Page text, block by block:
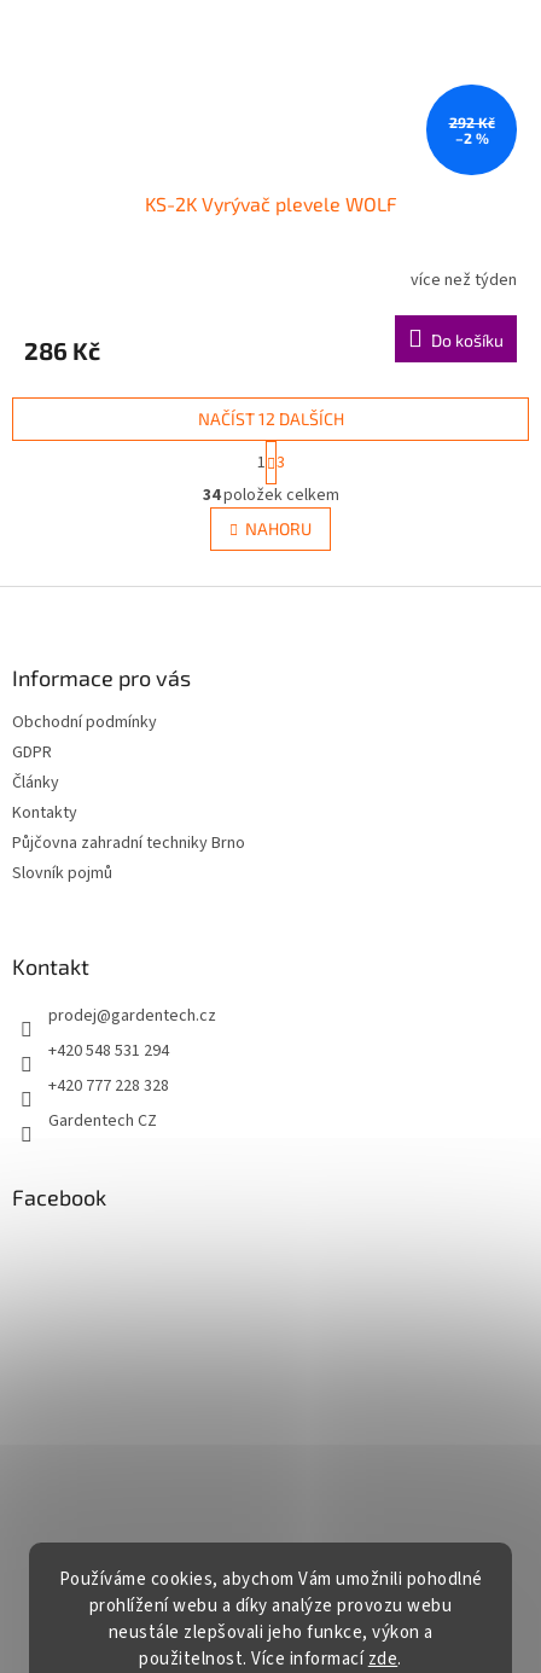
Používáme cookies, abychom Vám umožnili pohodlné
prohlížení webu a díky analýze provozu webu
neustále zlepšovali jeho funkce, výkon a
použitelnost. Více informacízde.
292 Kč
–2 %
KS-2K Vyrývač plevele WOLF
více než týden
286 Kč Do košíku
O
v
l
á
NAČÍST 12 DALŠÍCH
t
r
á
n
k
v
1 3
34položek celkem
NAHORU
Informace pro vás
Obchodní podmínky
GDPR
Články
Kontakty
Půjčovna zahradní techniky Brno
Slovník pojmů
Kontakt
prodej@gardentech.cz
+420 548 531 294
+420 777 228 328
Gardentech CZ
Facebook
Vytvořil Shoptet